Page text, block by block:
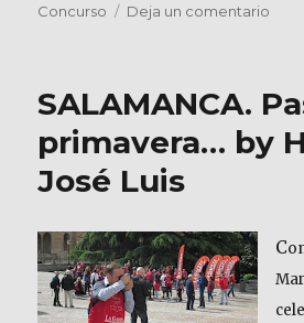
el
Concurso
Deja un comentario
by
SALAMANCA.
primavera… by
José Luis
C